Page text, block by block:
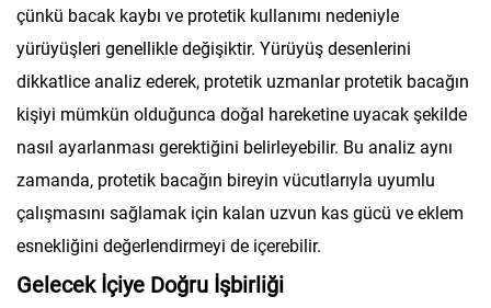
çünkü bacak kaybı ve protetik kullanımı nedeniyle
yürüyüşleri genellikle değişiktir. Yürüyüş desenlerini
dikkatlice analiz ederek, protetik uzmanlar protetik bacağın
kişiyi mümkün olduğunca doğal hareketine uyacak şekilde
nasıl ayarlanması gerektiğini belirleyebilir. Bu analiz aynı
zamanda, protetik bacağın bireyin vücutlarıyla uyumlu
çalışmasını sağlamak için kalan uzvun kas gücü ve eklem
esnekliğini değerlendirmeyi de içerebilir.
Gelecek İçiye Doğru İşbirliği